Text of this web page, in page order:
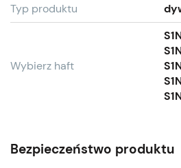
Typ produktu
Wybierz haft
Bezpieczeństwo produktu